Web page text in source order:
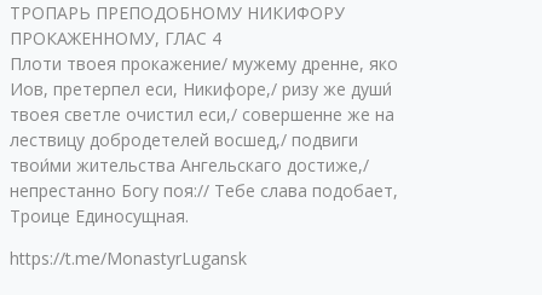
ТРОПАРЬ ПРЕПОДОБНОМУ НИКИФОРУ
ПРОКАЖЕННОМУ, ГЛАС 4
Плоти твоея прокажение/ мужему дренне, яко
Иов, претерпел еси, Никифоре,/ ризу же души́
твоея светле очистил еси,/ совершенне же на
лествицу добродетелей восшед,/ подвиги
твои́ми жительства Ангельскаго достиже,/
непрестанно Богу поя:// Тебе слава подобает,
Троице Единосущная.
https://t.me/MonastyrLugansk